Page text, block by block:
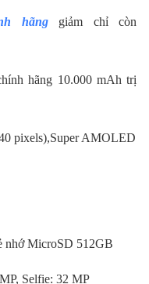
hãnggiảm chỉ còn
hãng 10.000 mAh trị
pixels),Super AMOLED
nhớ MicroSD 512GB
Selfie: 32 MP